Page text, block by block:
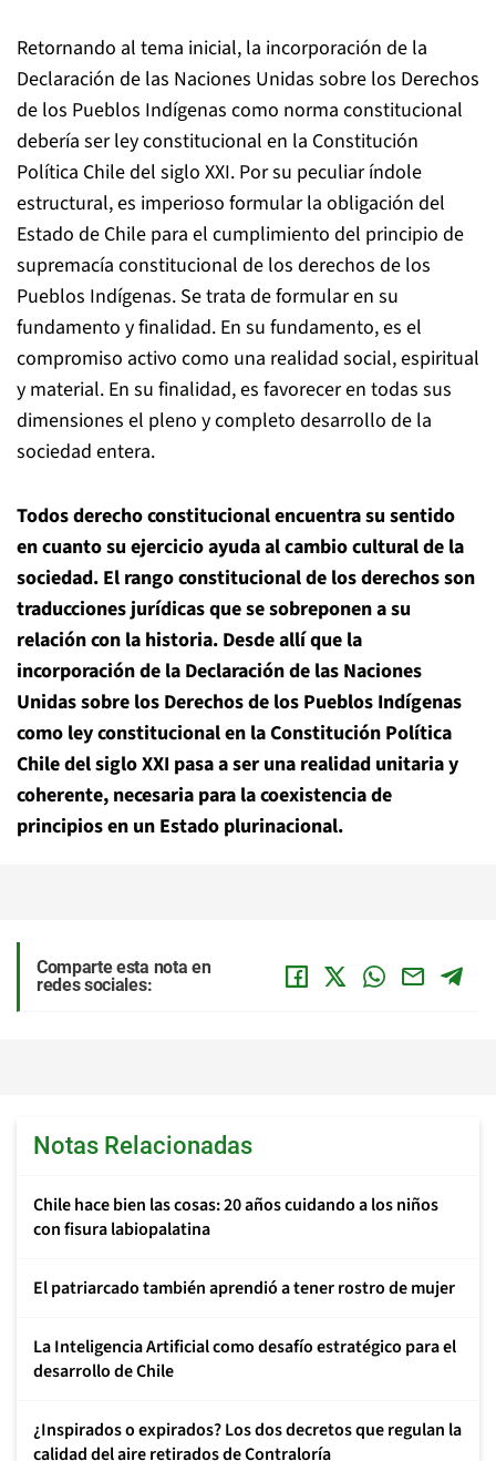
Retornando al tema inicial, la incorporación de la
Declaración de las Naciones Unidas sobre los Derechos
de los Pueblos Indígenas como norma constitucional
debería ser ley constitucional en la Constitución
Política Chile del siglo XXI. Por su peculiar índole
estructural, es imperioso formular la obligación del
Estado de Chile para el cumplimiento del principio de
supremacía constitucional de los derechos de los
Pueblos Indígenas. Se trata de formular en su
fundamento y finalidad. En su fundamento, es el
compromiso activo como una realidad social, espiritual
y material. En su finalidad, es favorecer en todas sus
dimensiones el pleno y completo desarrollo de la
sociedad entera.
Todos derecho constitucional encuentra su sentido
en cuanto su ejercicio ayuda al cambio cultural de la
sociedad. El rango constitucional de los derechos son
traducciones jurídicas que se sobreponen a su
relación con la historia. Desde allí que la
incorporación de la Declaración de las Naciones
Unidas sobre los Derechos de los Pueblos Indígenas
como ley constitucional en la Constitución Política
Chile del siglo XXI pasa a ser una realidad unitaria y
coherente, necesaria para la coexistencia de
principios en un Estado plurinacional.
Comparte esta nota en
redes sociales:
Notas Relacionadas
Chile hace bien las cosas: 20 años cuidando a los niños
con fisura labiopalatina
El patriarcado también aprendió a tener rostro de mujer
La Inteligencia Artificial como desafío estratégico para el
desarrollo de Chile
¿Inspirados o expirados? Los dos decretos que regulan la
calidad del aire retirados de Contraloría